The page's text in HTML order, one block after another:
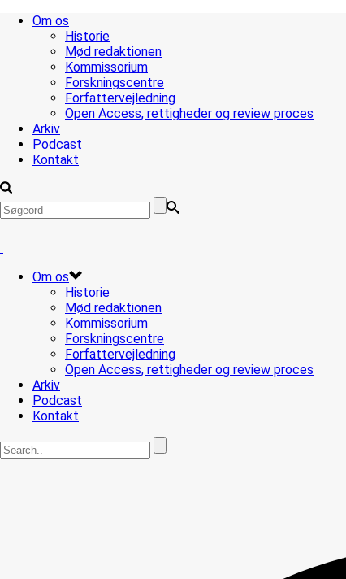
Om os
Historie
Mød redaktionen
Kommissorium
Forskningscentre
Forfattervejledning
Open Access, rettigheder og review proces
Arkiv
Podcast
Kontakt
Om os
Historie
Mød redaktionen
Kommissorium
Forskningscentre
Forfattervejledning
Open Access, rettigheder og review proces
Arkiv
Podcast
Kontakt